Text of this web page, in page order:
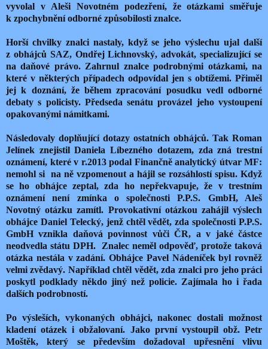
vyvolal v Aleši Novotném podezření, že otázkami směřuje
k zpochybnění odborné způsobilosti znalce.
Horší chvilky znalci nastaly, když se jeho výslechu ujal další
z obhájců SAZ, Ondřej Lichnovský, advokát, specializující se
na daňové právo. Zahrnul znalce podrobnými otázkami, na
které v některých případech odpovídal jen s obtížemi. Přiměl
jej k doznání, že během zpracování posudku vedl odborné
debaty s policisty. Předseda senátu provázel jeho vystoupení
opakovanými námitkami.
Následovaly doplňující dotazy ostatních obhájců. Tak Roman
Jelínek znejistil Daniela Líbezného dotazem, zda zná trestní
oznámení, které v r.2013 podal Finančně analytický útvar MF:
nemohl si na ně vzpomenout a hájil se rozsáhlostí spisu. Když
se ho obhájce zeptal, zda ho nepřekvapuje, že v trestním
oznámení není zmínka o společnosti P.P.S. GmbH, Aleš
Novotný otázku zamítl. Provokativní otázkou zahájil výslech
obhájce Daniel Telecký, jenž chtěl vědět, zda společnosti P.P.S.
GmbH vznikla daňová povinnost vůči ČR, a v jaké částce
neodvedla státu DPH.
Znalec neměl odpověď, protože taková
otázka nestála v zadání. Obhájce Pavel Nádeníček byl rovněž
velmi zvědavý. Například chtěl vědět, zda znalci pro jeho práci
poskytl podklady někdo jiný než policie. Zajímala ho i řada
dalších podrobností.
Po výsleších, vykonaných obhájci, nakonec dostali možnost
kladení otázek i obžalovaní. Jako první vystoupil obž. Petr
Moštěk, který se především dožadoval upřesnění vlivu